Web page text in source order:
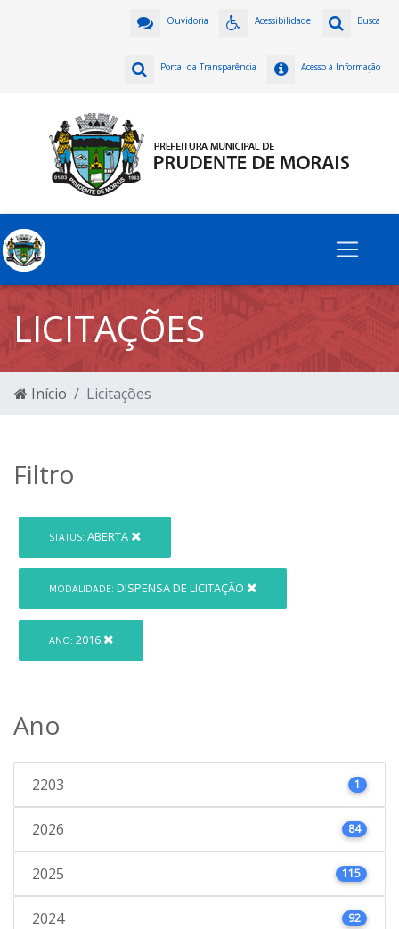
Busca
Acessibilidade
Ouvidoria
Acesso à Informação
Portal da Transparência
LICITAÇÕES
Início Licitações
Filtro
STATUS: ABERTA
MODALIDADE: DISPENSA DE LICITAÇÃO
ANO: 2016
Ano
2203 1
2026 84
2025 115
2024 92